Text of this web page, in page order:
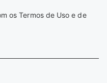
os Termos de Uso e de